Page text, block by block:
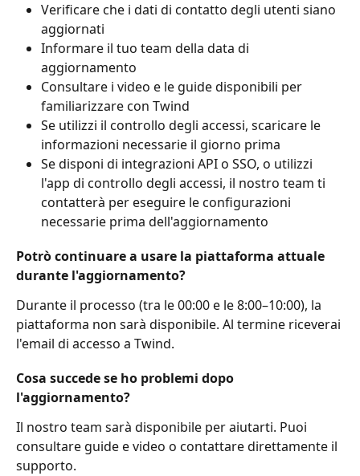
Verificare che i dati di contatto degli utenti siano
aggiornati
Informare il tuo team della data di
aggiornamento
Consultare i video e le guide disponibili per
familiarizzare con Twind
Se utilizzi il controllo degli accessi, scaricare le
informazioni necessarie il giorno prima
Se disponi di integrazioni API o SSO, o utilizzi
l'app di controllo degli accessi, il nostro team ti
contatterà per eseguire le configurazioni
necessarie prima dell'aggiornamento
Potrò continuare a usare la piattaforma attuale
durante l'aggiornamento?
Durante il processo (tra le 00:00 e le 8:00–10:00), la
piattaforma non sarà disponibile. Al termine riceverai
l'email di accesso a Twind.
Cosa succede se ho problemi dopo
l'aggiornamento?
Il nostro team sarà disponibile per aiutarti. Puoi
consultare guide e video o contattare direttamente il
supporto.